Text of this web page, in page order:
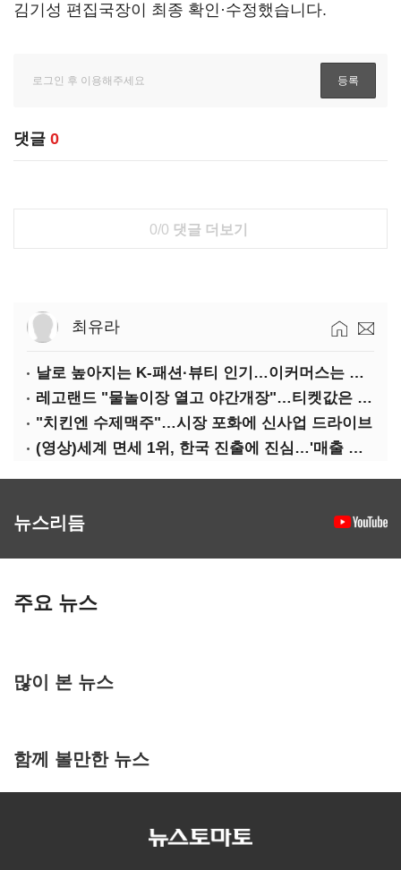
김기성 편집국장이 최종 확인·수정했습니다.
댓글 0
0/0 댓글 더보기
최유라
날로 높아지는 K-패션·뷰티 인기…이커머스는 역직구 키운다
레고랜드 "물놀이장 열고 야간개장"…티켓값은 동결
"치킨엔 수제맥주"…시장 포화에 신사업 드라이브
(영상)세계 면세 1위, 한국 진출에 진심…'매출 증빙' 물어봤다
뉴스리듬
주요 뉴스
많이 본 뉴스
함께 볼만한 뉴스